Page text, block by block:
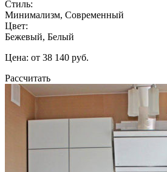
Стиль:
Минимализм, Современный
Цвет:
Бежевый, Белый
Цена: от 38 140 руб.
Рассчитать